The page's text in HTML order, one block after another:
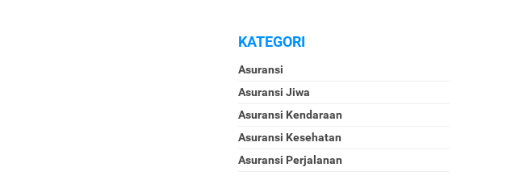
KATEGORI
Asuransi
Asuransi Jiwa
Asuransi Kendaraan
Asuransi Kesehatan
Asuransi Perjalanan